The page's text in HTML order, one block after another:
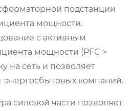
подстанции
мощности.
с активным
мощности (PFC >
на сеть и позволяет
энергосбытовых компаний.
силовой части позволяет